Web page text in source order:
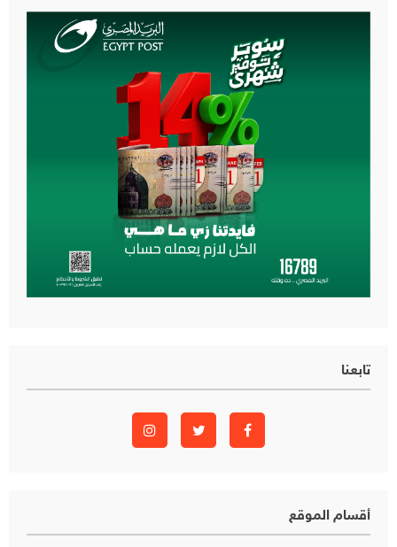
تابعنا
أقسام الموقع